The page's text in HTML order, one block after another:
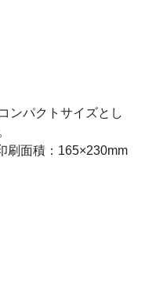
ンパクトサイズとし
面積：165×230mm